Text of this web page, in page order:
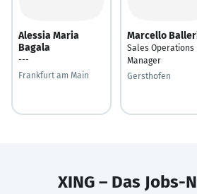
Alessia Maria
Bagala
---
Frankfurt am Main
Marcello
Sales Operations
Manager
Gersthofen
XING – Das Jobs-